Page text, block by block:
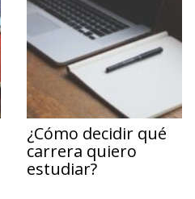
¿Cómo decidir qué
carrera quiero
estudiar?